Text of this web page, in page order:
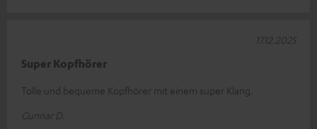
Super Kopfhörer
Tolle und bequeme Kopfhörer mit einem super Klang.
Gunnar D.
17.12.2025